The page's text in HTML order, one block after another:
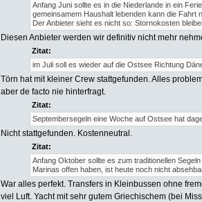
Anfang Juni sollte es in die Niederlande in ein
gemeinsamem Haushalt lebenden kann die
Der Anbieter sieht es nicht so: Stornokosten
Diesen Anbieter werden wir definitiv nicht mehr
Zitat:
im Juli soll es wieder auf die Ostsee Richtung
Törn hat mit kleiner Crew stattgefunden. Alles
aber de facto nie hinterfragt.
Zitat:
Septembersegeln eine Woche auf Ostsee hat
Nicht stattgefunden. Kostenneutral.
Zitat:
Anfang Oktober sollte es zum traditionellen
Marinas offen haben, ist heute noch nicht
War alles perfekt. Transfers in Kleinbussen ohne
viel Luft. Yacht mit sehr gutem Griechischem (bei